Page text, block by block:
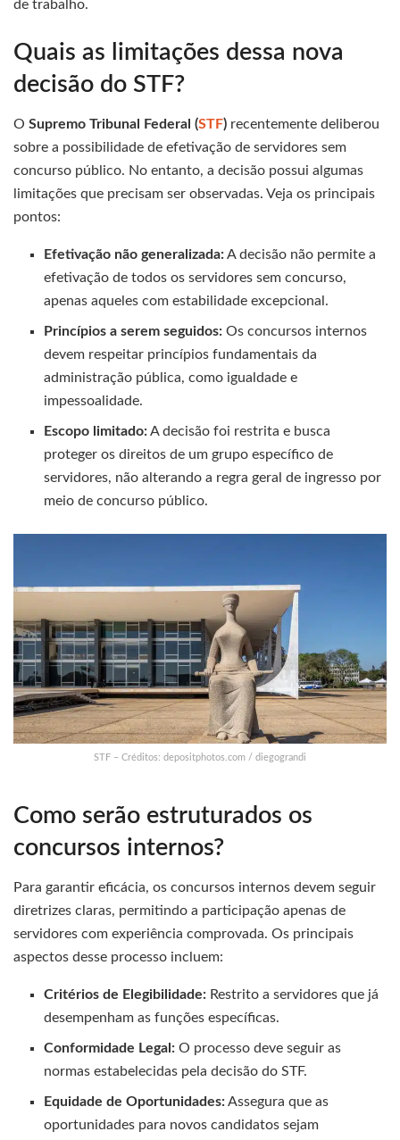
de trabalho.
Quais as limitações dessa nova
decisão do STF?
O Supremo Tribunal Federal (STF) recentemente deliberou
sobre a possibilidade de efetivação de servidores sem
concurso público. No entanto, a decisão possui algumas
limitações que precisam ser observadas. Veja os principais
pontos:
Efetivação não generalizada:A decisão não permite a
efetivação de todos os servidores sem concurso,
apenas aqueles com estabilidade excepcional.
Princípios a serem seguidos: Os concursos internos
devem respeitar princípios fundamentais da
administração pública, como igualdade e
impessoalidade.
Escopo limitado:A decisão foi restrita e busca
proteger os direitos de um grupo específico de
servidores, não alterando a regra geral de ingresso por
meio de concurso público.
STF – Créditos: depositphotos.com / diegograndi
Como serão estruturados os
concursos internos?
Para garantir eficácia, os concursos internos devem seguir
diretrizes claras, permitindo a participação apenas de
servidores com experiência comprovada. Os principais
aspectos desse processo incluem:
Critérios de Elegibilidade: Restrito a servidores que já
desempenham as funções específicas.
Conformidade Legal: O processo deve seguir as
normas estabelecidas pela decisão do STF.
Equidade de Oportunidades:Assegura que as
oportunidades para novos candidatos sejam